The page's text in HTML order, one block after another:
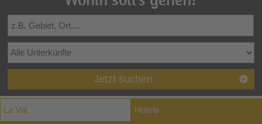
Jetzt suchen
La Val Hotels